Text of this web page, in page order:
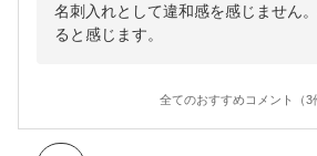
名刺入れとして違和感を感じません
ると感じます。
全てのおすすめコメント（3